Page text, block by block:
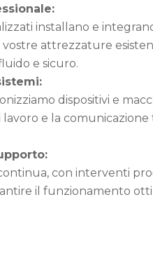
installano e
attrezzature
e sicuro.
dispositivi e
e la comunicazione
con interventi
il funzionamento